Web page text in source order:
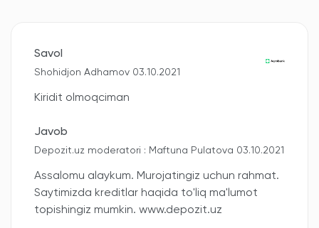
Savol
Shohidjon Adhamov 03.10.2021
Kiridit olmoqciman
Javob
Depozit.uz moderatori : Maftuna Pulatova 03.10.2021
Assalomu alaykum. Murojatingiz uchun rahmat.
Saytimizda kreditlar haqida to'liq ma'lumot
topishingiz mumkin. www.depozit.uz